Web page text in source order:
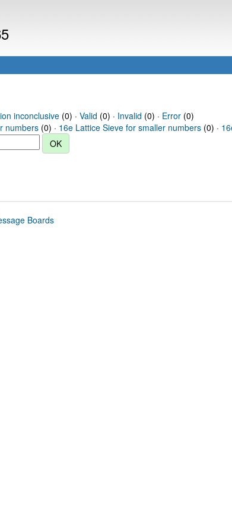
inconclusive(0) · Valid (0) · Invalid (0) · Error(0)
numbers (0) · 16e Lattice Sieve for smaller numbers (0) ·
Boards